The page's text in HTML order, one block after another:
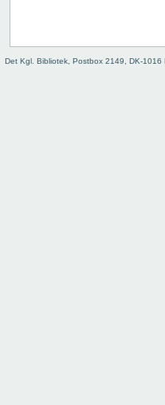
Det Kgl. Bibliotek, Postbox 2149, DK-